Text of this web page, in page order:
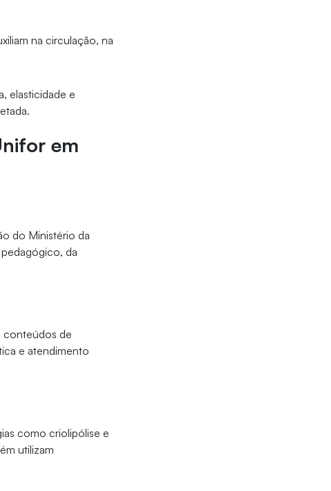
na circulação, na
elasticidade e
em
do Ministério da
da
conteúdos de
e atendimento
como criolipólise e
utilizam